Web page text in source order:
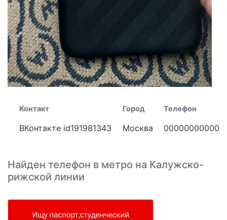
Контакт
ВКонтакте id191981343
Город
Москва
Телефон
00000000000
Найден телефон в метро на Калужско-
рижской линии